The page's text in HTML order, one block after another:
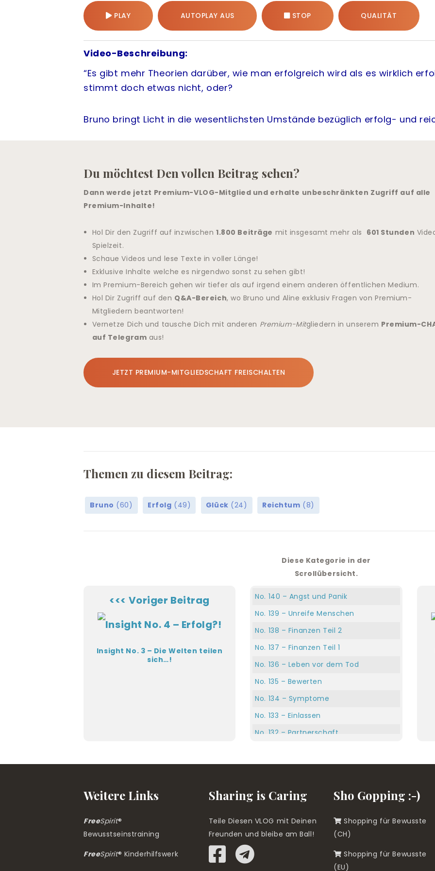
r
g
e
r
c
o
/
i
h
t
/
o
m
-
b
r
o
u
b
r
n
PLAY AUTOPLAY AUS STOP QUALITÄT
Video-Beschreibung:
“Es gibt mehr Theorien darüber, wie man erfolgreich wird als es wirklich
stimmt doch etwas nicht, oder?
Bruno bringt Licht in die wesentlichsten Umstände bezüglich erfolg- und
Du möchtest Den vollen Beitrag sehen?
Dann werde jetzt Premium-VLOG-Mitglied und erhalte unbeschränkten Zugriff auf alle
Premium-Inhalte!
Hol Dir den Zugriff auf inzwischen1.800 Beiträge mit insgesamt mehr als 601 Stunden
Spielzeit.
Schaue Videos und lese Texte in voller Länge!
Exklusive Inhalte welche es nirgendwo sonst zu sehen gibt!
Im Premium-Bereich gehen wir tiefer als auf irgend einem anderen öffentlichen Medium.
Hol Dir Zugriff auf den Q&A-Bereich, wo Bruno und Aline exklusiv Fragen von Premium-
Mitgliedern beantworten!
Vernetze Dich und tausche Dich mit anderen Premium-Mitgliedern in unserem Premium-
auf Telegram aus!
JETZT PREMIUM-MITGLIEDSCHAFT FREISCHALTEN
Themen zu diesem Beitrag:
Bruno (60) Erfolg (49) Glück (24) Reichtum (8)
Diese Kategorie in der
Scrollübersicht.
<<< Voriger Beitrag
Insight No. 3 – Die Welten teilen
sich…!
No. 140 – Angst und Panik
No. 139 – Unreife Menschen
No. 138 – Finanzen Teil 2
No. 137 – Finanzen Teil 1
No. 136 – Leben vor dem Tod
No. 135 – Bewerten
No. 134 – Symptome
No. 133 – Einlassen
No. 132 – Partnerschaft
No. 130 – Doktor, Doktor, Doktor…
No. 128 – Angst vor der eigenen
No. 127 – Community
Weitere Links
FreeSpirit®
Bewusstseinstraining
FreeSpirit® Kinderhilfswerk
Sharing is Caring
Teile Diesen VLOG mit Deinen
Freunden und bleibe am Ball!
Sho Gopping :-)
Shopping für Bewusste
(CH)
Shopping für Bewusste
(EU)